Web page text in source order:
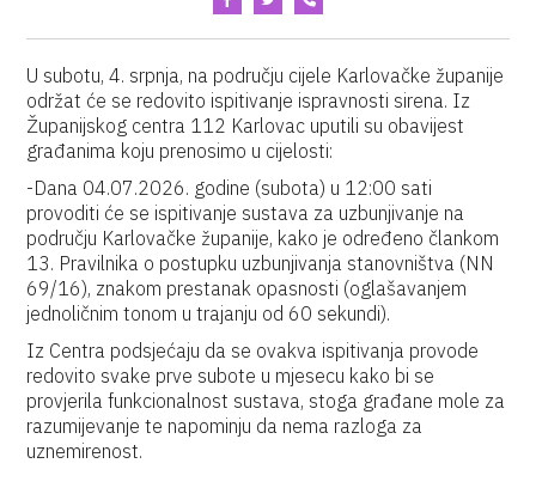
U subotu, 4. srpnja, na području cijele Karlovačke županije
održat će se redovito ispitivanje ispravnosti sirena. Iz
Županijskog centra 112 Karlovac uputili su obavijest
građanima koju prenosimo u cijelosti:
-Dana 04.07.2026. godine (subota) u 12:00 sati
provoditi će se ispitivanje sustava za uzbunjivanje na
području Karlovačke županije, kako je određeno člankom
13. Pravilnika o postupku uzbunjivanja stanovništva (NN
69/16), znakom prestanak opasnosti (oglašavanjem
jednoličnim tonom u trajanju od 60 sekundi).
Iz Centra podsjećaju da se ovakva ispitivanja provode
redovito svake prve subote u mjesecu kako bi se
provjerila funkcionalnost sustava, stoga građane mole za
razumijevanje te napominju da nema razloga za
uznemirenost.